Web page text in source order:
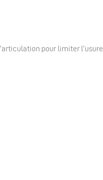
pour limiter l’usure.